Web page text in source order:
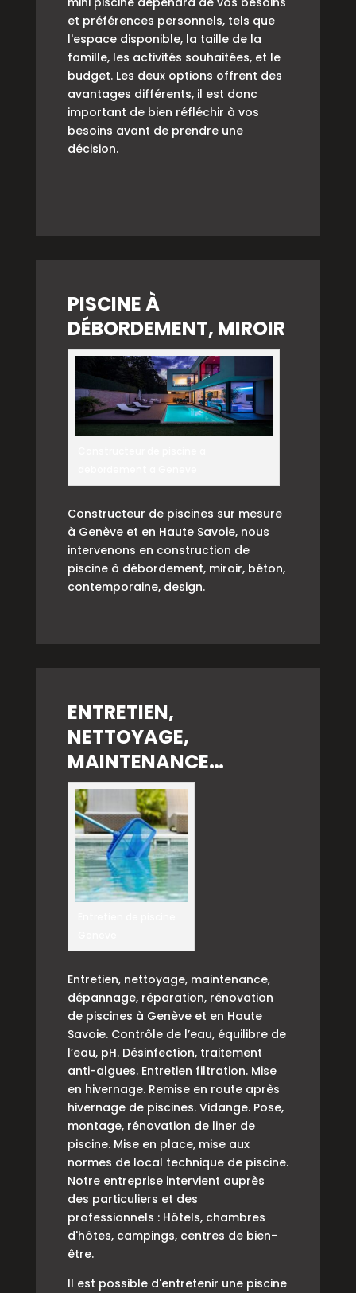
et préférences personnels, tels que
l'espace disponible, la taille de la
famille, les activités souhaitées, et le
budget. Les deux options offrent des
avantages différents, il est donc
important de bien réfléchir à vos
besoins avant de prendre une
décision.
PISCINE À
DÉBORDEMENT, MIROIR
Constructeur de piscines sur mesure
à Genève et en Haute Savoie, nous
intervenons en construction de
piscine à débordement, miroir, béton,
contemporaine, design.
ENTRETIEN,
NETTOYAGE,
MAINTENANCE…
Entretien, nettoyage, maintenance,
dépannage, réparation, rénovation
de piscines à Genève et en Haute
Savoie. Contrôle de l’eau, équilibre de
l’eau, pH. Désinfection, traitement
anti-algues. Entretien filtration. Mise
en hivernage. Remise en route après
hivernage de piscines. Vidange. Pose,
montage, rénovation de liner de
piscine. Mise en place, mise aux
normes de local technique de piscine.
Notre entreprise intervient auprès
des particuliers et des
professionnels : Hôtels, chambres
d'hôtes, campings, centres de bien-
être.
Il est possible d'entretenir une piscine